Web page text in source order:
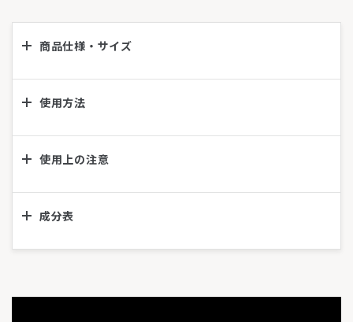
商品仕様・サイズ
使用方法
使用上の注意
成分表